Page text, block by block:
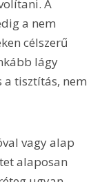
A
a nem
célszerű
lágy
a tisztítás, nem
vagy alap
alaposan